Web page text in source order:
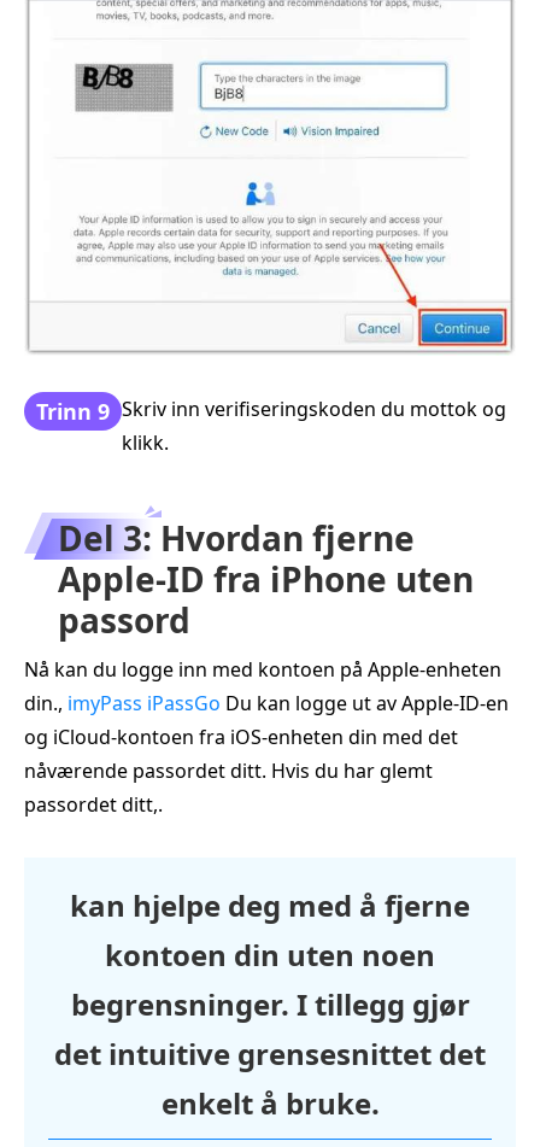
Trinn 9 Skriv inn verifiseringskoden du mottok og
klikk.
Del 3: Hvordan fjerne
Apple‑ID fra iPhone uten
passord
Nå kan du logge inn med kontoen på Apple‑enheten
din., imyPass iPassGo Du kan logge ut av Apple‑ID‑en
og iCloud‑kontoen fra iOS‑enheten din med det
nåværende passordet ditt. Hvis du har glemt
passordet ditt,.
kan hjelpe deg med å fjerne
kontoen din uten noen
begrensninger. I tillegg gjør
det intuitive grensesnittet det
enkelt å bruke.